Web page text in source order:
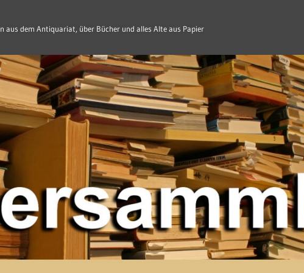
aus dem Antiquariat, über Bücher und alles Alte aus Papier